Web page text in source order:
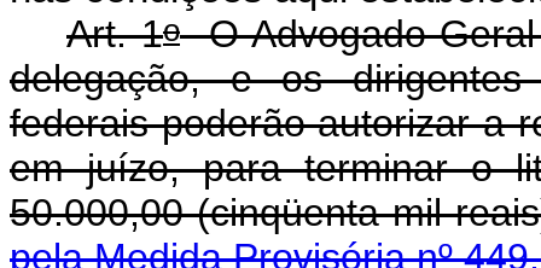
Art. 1oO Advogado-Geral
delegação, e os
federais poderão autorizar a
em juízo, para terminar o
50.000,00
pela Medida Provisória nº